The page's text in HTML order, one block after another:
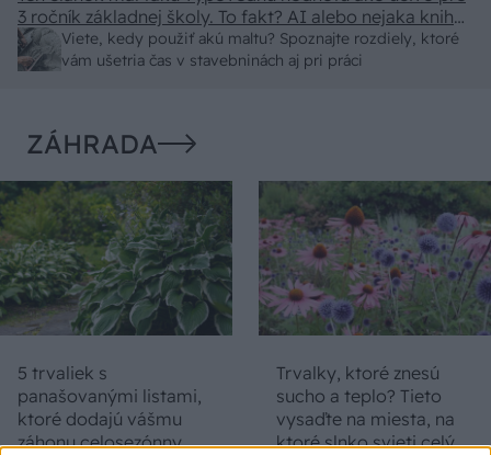
Viete, kedy použiť akú maltu? Spoznajte rozdiely, ktoré
vám ušetria čas v stavebninách aj pri práci
3 ročník základnej školy. To fakt? AI alebo nejaka kniha
z VŠ? Dnešné rychlotvrdnuce malty - pevnosť 40 Mpa a
doba schnutia tak 15 minut , k tomu vodotesné s
ZÁHRADA
5 trvaliek s
panašovanými listami,
ktoré dodajú vášmu
záhonu celosezónny
Trvalky, ktoré znesú
sucho a teplo? Tieto
vysaďte na miesta, na
ktoré slnko svieti celý